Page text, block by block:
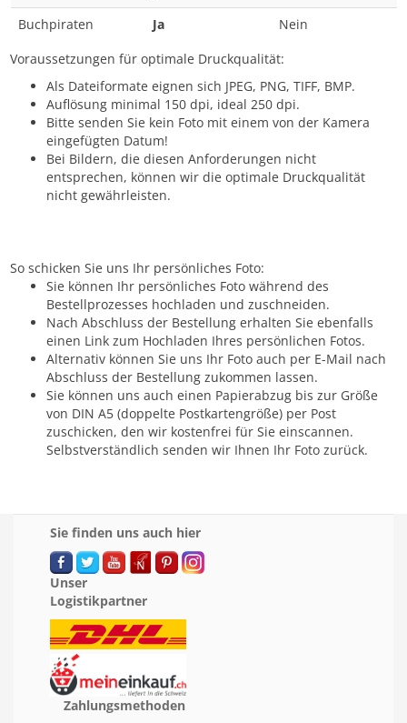
Buchpiraten
Ja
Nein
Voraussetzungen für optimale Druckqualität:
Als Dateiformate eignen sich JPEG, PNG, TIFF, BMP.
Auflösung minimal 150 dpi, ideal 250 dpi.
Bitte senden Sie kein Foto mit einem von der Kamera
eingefügten Datum!
Bei Bildern, die diesen Anforderungen nicht
entsprechen, können wir die optimale Druckqualität
nicht gewährleisten.
So schicken Sie uns Ihr persönliches Foto:
Sie können Ihr persönliches Foto während des
Bestellprozesses hochladen und zuschneiden.
Nach Abschluss der Bestellung erhalten Sie ebenfalls
einen Link zum Hochladen Ihres persönlichen Fotos.
Alternativ können Sie uns Ihr Foto auch per E-Mail nach
Abschluss der Bestellung zukommen lassen.
Sie können uns auch einen Papierabzug bis zur Größe
von DIN A5 (doppelte Postkartengröße) per Post
zuschicken, den wir kostenfrei für Sie einscannen.
Selbstverständlich senden wir Ihnen Ihr Foto zurück.
Sie finden uns auch hier
Unser
Logistikpartner
Zahlungsmethoden